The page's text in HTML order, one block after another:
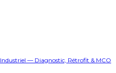
— Diagnostic, Rétrofit & MCO